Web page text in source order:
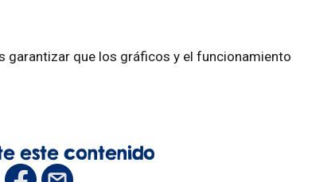
garantizar que los gráficos y el funcionamiento
este contenido